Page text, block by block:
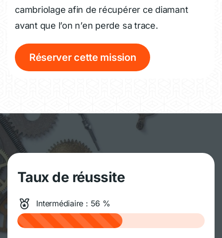
cambriolage afin de récupérer ce diamant
avant que l’on n’en perde sa trace.
Réserver cette mission
Taux de réussite
Intermédiaire : 56 %